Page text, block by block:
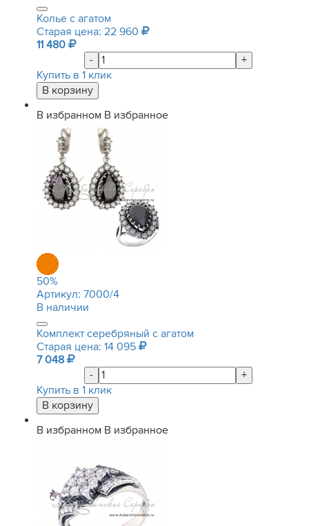
Колье с агатом
Старая цена: 22 960
11 480
-
+
Купить в 1 клик
В избранном В избранное
50%
Артикул: 7000/4
В наличии
Комплект серебряный с агатом
Старая цена: 14 095
7 048
-
+
Купить в 1 клик
В избранном В избранное